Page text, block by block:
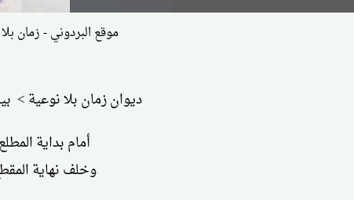
موقع البردوني - زمان
ديوان زمان بلا نوعية >
أمام بداية المطلع
وخلف نهاية